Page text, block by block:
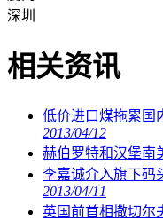
深圳
相关资讯
低价进口煤拖累国
2013/04/12
赫伯罗特和汉堡南
李嘉诚介入旗下码
2013/04/11
英国前首相撒切尔